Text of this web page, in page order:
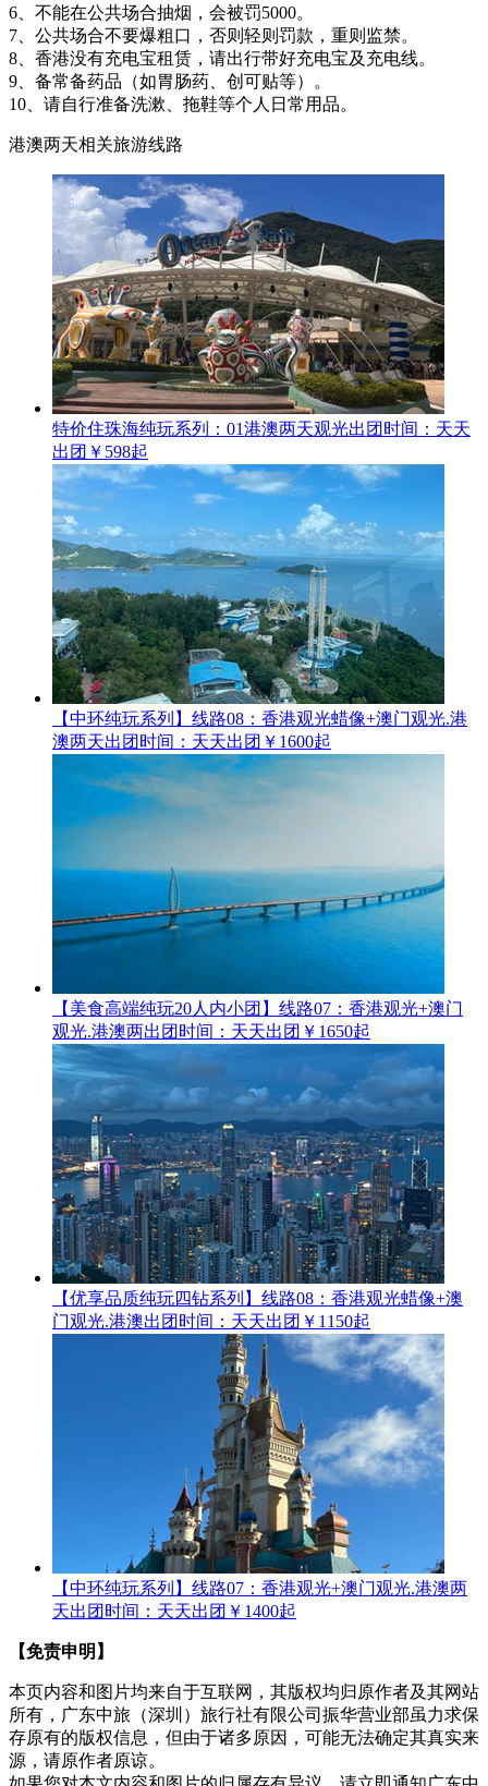
6、不能在公共场合抽烟，会被罚5000。
7、公共场合不要爆粗口，否则轻则罚款，重则监禁。
8、香港没有充电宝租赁，请出行带好充电宝及充电线。
9、备常备药品（如胃肠药、创可贴等）。
10、请自行准备洗漱、拖鞋等个人日常用品。
港澳两天相关旅游线路
特价住珠海纯玩系列：01港澳两天观光出团时间：天天
出团 ￥598起
【中环纯玩系列】线路08：香港观光蜡像+澳门观光.港
澳两天出团时间：天天出团 ￥1600起
【美食高端纯玩20人内小团】线路07：香港观光+澳门
观光.港澳两出团时间：天天出团 ￥1650起
【优享品质纯玩四钻系列】线路08：香港观光蜡像+澳
门观光.港澳出团时间：天天出团 ￥1150起
【中环纯玩系列】线路07：香港观光+澳门观光.港澳两
天出团时间：天天出团 ￥1400起
【免责申明】
本页内容和图片均来自于互联网，其版权均归原作者及其网站
所有，广东中旅（深圳）旅行社有限公司振华营业部虽力求保
存原有的版权信息，但由于诸多原因，可能无法确定其真实来
源，请原作者原谅。